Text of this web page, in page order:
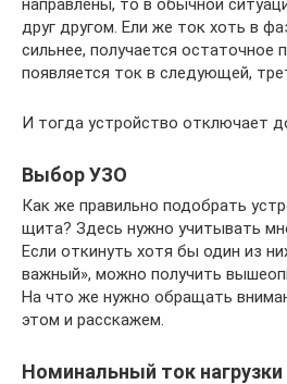
друг другом. Ели же ток хоть в
сильнее, получается остаточное
появляется ток в следующей,
И тогда устройство отключает
Выбор УЗО
Как же правильно подобрать
щита? Здесь нужно учитывать
Если откинуть хотя бы один из
важный», можно получить
На что же нужно обращать
этом и расскажем.
Номинальный ток нагрузки